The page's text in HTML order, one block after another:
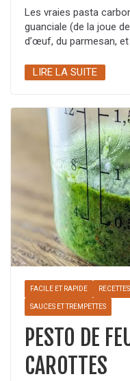
Les vraies pasta
guanciale (de la joue
d’œuf, du parmesan,
LIRE LA SUITE
FACILE ET RAPIDE RECETTES
SAUCES ET TREMPETTES
PESTO DE
CAROTTES